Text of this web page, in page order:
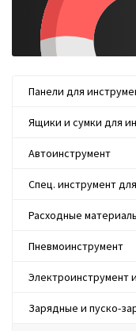
Панели для
Ящики и сумки для
Автоинструмент
Спец. инструмент
Расходные
Пневмоинструмент
Электроинструмент
Зарядные и пуско-